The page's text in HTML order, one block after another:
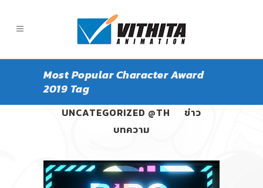
Most Popular Character Award
2019 TagALL
UNCATEGORIZED @TH
ข่าว
บทความ